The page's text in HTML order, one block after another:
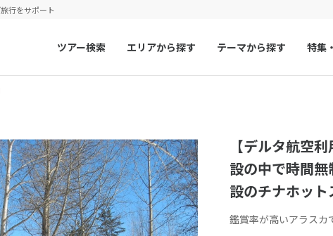
行をサポート
ツアー検索 エリアから探す
ベルギー
ルクセンブルク
スイス
チェコ
ポーランド
スロヴァキア
スウェーデン
デンマーク
テーマから探す 特集
予約・お問い合わせください。
※該当ツアーをご予約・お問い合わせいただく前に、ツアー画面を
予約・お問い合わせ
【デルタ航空
設の中で時間
設のチナホッ
鑑賞率が高いアラスカ